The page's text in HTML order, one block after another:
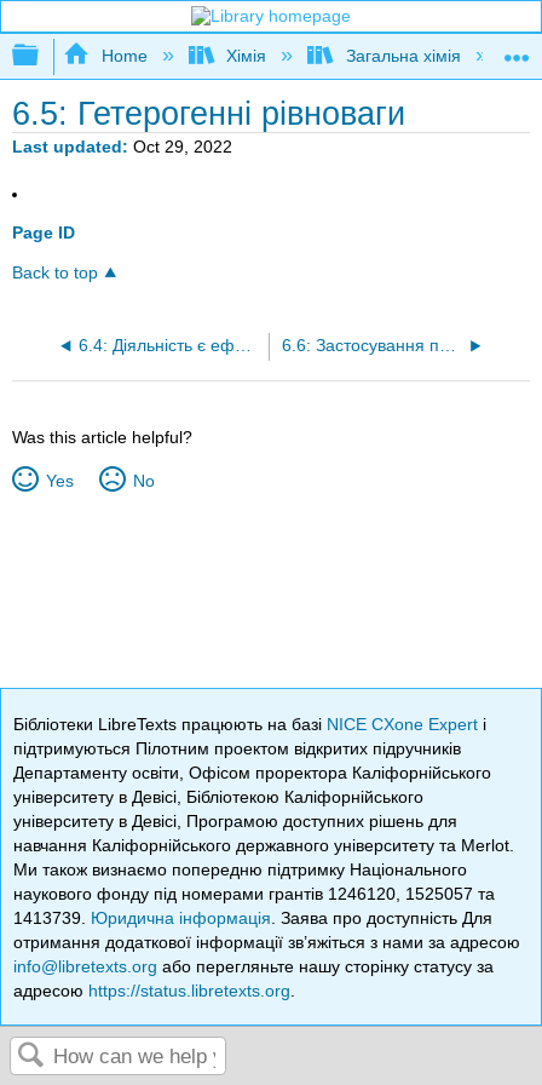
Expand/collapse global hierarchy
Home Хімія Загальна хімія
6.5: Гетерогенні рівноваги
Last updated Oct 29, 2022
Page ID
Back to top
6.4: Діяльність є ефективною концентрацією 6.6: Застосування постійної рівноваги
Was this article helpful?
Yes No
Бібліотеки LibreTexts працюють на базі NICE CXone Expert і
підтримуються Пілотним проектом відкритих підручників
Департаменту освіти, Офісом проректора Каліфорнійського
університету в Девісі, Бібліотекою Каліфорнійського
університету в Девісі, Програмою доступних рішень для
навчання Каліфорнійського державного університету та Merlot.
Ми також визнаємо попередню підтримку Національного
наукового фонду під номерами грантів 1246120, 1525057 та
1413739. Юридична інформація . Заява про доступність Для
отримання додаткової інформації зв’яжіться з нами за адресою
info@libretexts.org або перегляньте нашу сторінку статусу за
адресою https://status.libretexts.org